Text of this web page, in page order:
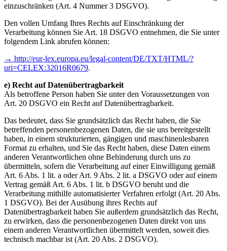
einzuschränken (Art. 4 Nummer 3 DSGVO).
Den vollen Umfang Ihres Rechts auf Einschränkung der
Verarbeitung können Sie Art. 18 DSGVO entnehmen, die Sie unter
folgendem Link abrufen können:
→ http://eur-lex.europa.eu/legal-content/DE/TXT/HTML/?
uri=CELEX:32016R0679.
e) Recht auf Datenübertragbarkeit
Als betroffene Person haben Sie unter den Voraussetzungen von
Art. 20 DSGVO ein Recht auf Datenübertragbarkeit.
Das bedeutet, dass Sie grundsätzlich das Recht haben, die Sie
betreffenden personenbezogenen Daten, die sie uns bereitgestellt
haben, in einem strukturierten, gängigen und maschinenlesbaren
Format zu erhalten, und Sie das Recht haben, diese Daten einem
anderen Verantwortlichen ohne Behinderung durch uns zu
übermitteln, sofern die Verarbeitung auf einer Einwilligung gemäß
Art. 6 Abs. 1 lit. a oder Art. 9 Abs. 2 lit. a DSGVO oder auf einem
Vertrag gemäß Art. 6 Abs. 1 lit. b DSGVO beruht und die
Verarbeitung mithilfe automatisierter Verfahren erfolgt (Art. 20 Abs.
1 DSGVO). Bei der Ausübung ihres Rechts auf
Datenübertragbarkeit haben Sie außerdem grundsätzlich das Recht,
zu erwirken, dass die personenbezogenen Daten direkt von uns
einem anderen Verantwortlichen übermittelt werden, soweit dies
technisch machbar ist (Art. 20 Abs. 2 DSGVO).